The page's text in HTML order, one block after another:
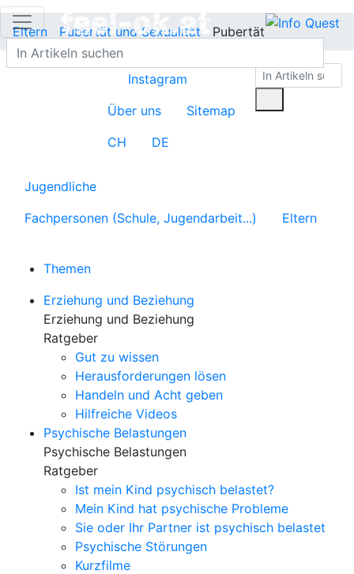
Eltern Pubertät und Sexualität Pubertät
Instagram
Über uns
Sitemap
CH
DE
Jugendliche
Fachpersonen (Schule, Jugendarbeit...)
Eltern
Themen
Erziehung und Beziehung
Erziehung und Beziehung
Ratgeber
Gut zu wissen
Herausforderungen lösen
Handeln und Acht geben
Hilfreiche Videos
Psychische Belastungen
Psychische Belastungen
Ratgeber
Ist mein Kind psychisch belastet?
Mein Kind hat psychische Probleme
Sie oder Ihr Partner ist psychisch belastet
Psychische Störungen
Kurzfilme